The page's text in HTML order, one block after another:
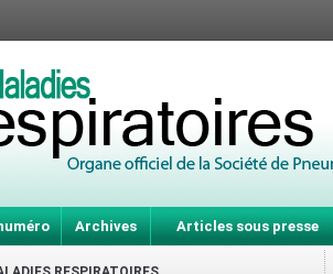
Archives Articles sous presse